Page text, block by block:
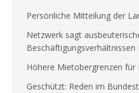
Persönliche Mitteilung der
Netzwerk sagt
Beschäftigungsverhältnissen
Höhere Mietobergrenzen
Geschützt: Reden im